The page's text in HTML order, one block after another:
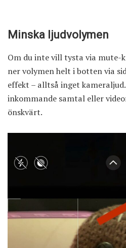
Minska ljudvolymen
Om du inte vill tysta via mute-
ner volymen helt i botten via
effekt – alltså inget
inkommande samtal eller
önskvärt.